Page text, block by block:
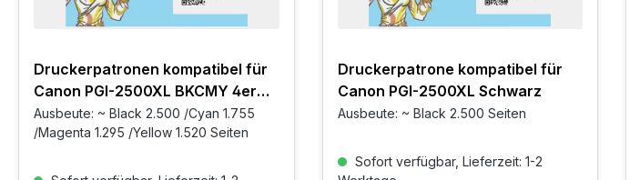
Druckerpatronen kompatibel für
Canon PGI-2500XL BKCMY 4er
Set
Ausbeute: ~ Black 2.500 /Cyan 1.755
/Magenta 1.295 /Yellow 1.520 Seiten
Druckerpatrone kompatibel für
Canon PGI-2500XL Schwarz
Ausbeute: ~ Black 2.500 Seiten
Sofort verfügbar, Lieferzeit: 1-2